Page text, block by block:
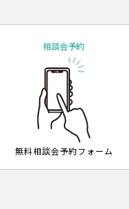
相談会予約
無料相談会予約フォーム